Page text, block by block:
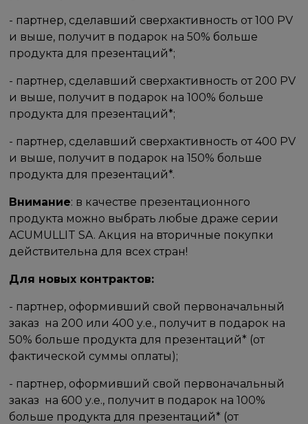
- партнер, сделавший сверхактивность от 100 PV
и выше, получит в подарок на 50% больше
продукта для презентаций*;
- партнер, сделавший сверхактивность от 200 PV
и выше, получит в подарок на 100% больше
продукта для презентаций*;
- партнер, сделавший сверхактивность от 400 PV
и выше, получит в подарок на 150% больше
продукта для презентаций*.
Внимание: в качестве презентационного
продукта можно выбрать любые драже серии
ACUMULLIT SA. Акция на вторичные покупки
действительна для всех стран!​
Для новых контрактов:
- партнер, оформивший свой первоначальный
заказ ​ на​ 200 или​ 400 у.е., получит в подарок на
50% больше продукта для презентаций* (от
фактической суммы оплаты);
- партнер, оформивший свой первоначальный
заказ ​ на​ 600 у.е., получит в подарок на 100%
больше продукта для презентаций* (от